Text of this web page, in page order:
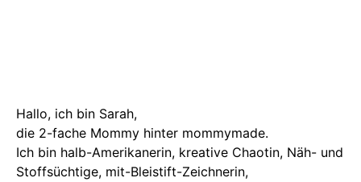
Hallo, ich bin Sarah,
die 2-fache Mommy hinter mommymade.
Ich bin halb-Amerikanerin, kreative Chaotin, Näh- und
Stoffsüchtige, mit-Bleistift-Zeichnerin,